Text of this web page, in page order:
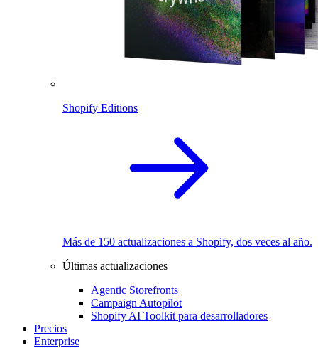
Shopify Editions
Más de 150 actualizaciones a Shopify, dos veces al año.
Últimas actualizaciones
Agentic Storefronts
Campaign Autopilot
Shopify AI Toolkit para desarrolladores
Precios
Enterprise